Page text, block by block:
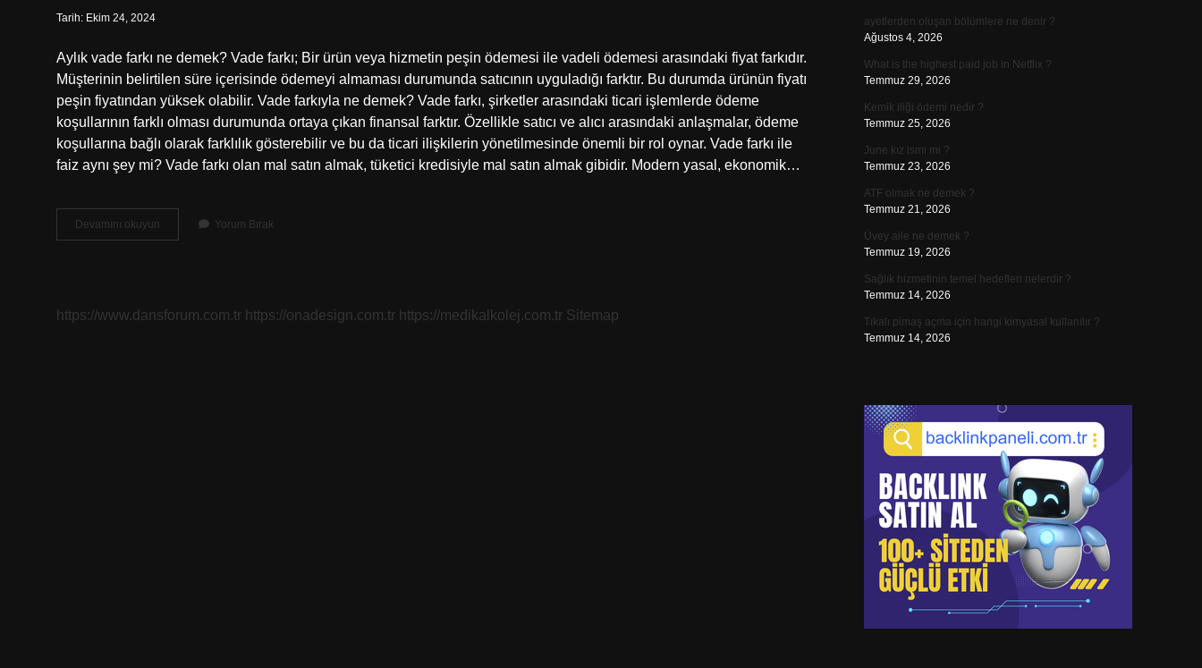
Tarih: Ekim 24, 2024
Aylık vade farkı ne demek? Vade farkı; Bir ürün veya hizmetin peşin ödemesi ile vadeli ödemesi arasındaki fiyat farkıdır.
Müşterinin belirtilen süre içerisinde ödemeyi almaması durumunda satıcının uyguladığı farktır. Bu durumda ürünün fiyatı
peşin fiyatından yüksek olabilir. Vade farkıyla ne demek? Vade farkı, şirketler arasındaki ticari işlemlerde ödeme
koşullarının farklı olması durumunda ortaya çıkan finansal farktır. Özellikle satıcı ve alıcı arasındaki anlaşmalar, ödeme
koşullarına bağlı olarak farklılık gösterebilir ve bu da ticari ilişkilerin yönetilmesinde önemli bir rol oynar. Vade farkı ile
faiz aynı şey mi? Vade farkı olan mal satın almak, tüketici kredisiyle mal satın almak gibidir. Modern yasal, ekonomik…
Devamını okuyun
Vade
Yorum Bırak
https://www.dansforum.com.tr https://onadesign.com.tr https://medikalkolej.com.tr Sitemap
ayetlerden oluşan bölümlere ne denir ?
Ağustos 4, 2026
What is the highest paid job in Netflix ?
Temmuz 29, 2026
Kemik iliği ödemi nedir ?
Temmuz 25, 2026
June kız ismi mi ?
Temmuz 23, 2026
ATF olmak ne demek ?
Temmuz 21, 2026
Üvey aile ne demek ?
Temmuz 19, 2026
Sağlık hizmetinin temel hedefleri nelerdir ?
Temmuz 14, 2026
Tıkalı pimaş açma için hangi kimyasal kullanılır ?
Temmuz 14, 2026